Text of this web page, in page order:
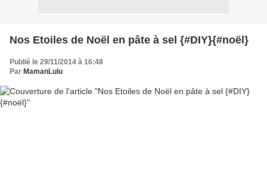
Nos Etoiles de Noël en pâte à sel {#DIY}{#noël}
Publié le 29/11/2014 à 16:48
Par MamanLulu